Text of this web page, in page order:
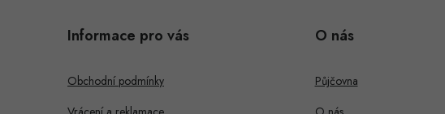
u
Informace pro vás
Obchodní podmínky
O nás
Půjčovna